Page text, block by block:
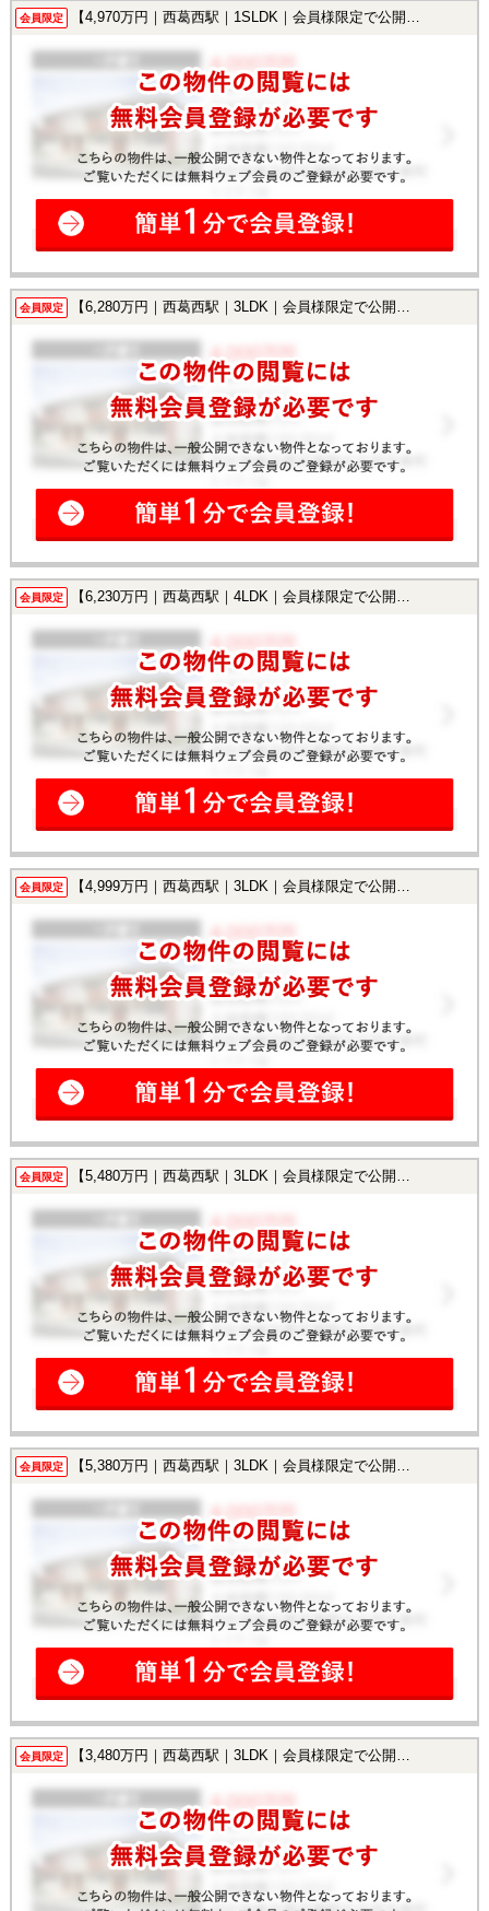
会員限定 【4,970万円｜西葛西駅｜1SLDK｜会員様限定で公開中！】
会員限定 【6,280万円｜西葛西駅｜3LDK｜会員様限定で公開中！】
会員限定 【6,230万円｜西葛西駅｜4LDK｜会員様限定で公開中！】
会員限定 【4,999万円｜西葛西駅｜3LDK｜会員様限定で公開中！】
会員限定 【5,480万円｜西葛西駅｜3LDK｜会員様限定で公開中！】
会員限定 【5,380万円｜西葛西駅｜3LDK｜会員様限定で公開中！】
会員限定 【3,480万円｜西葛西駅｜3LDK｜会員様限定で公開中！】